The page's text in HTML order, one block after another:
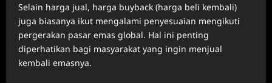
Selain harga jual, harga buyback (harga beli kembali)
juga biasanya ikut mengalami penyesuaian mengikuti
pergerakan pasar emas global. Hal ini penting
diperhatikan bagi masyarakat yang ingin menjual
kembali emasnya.